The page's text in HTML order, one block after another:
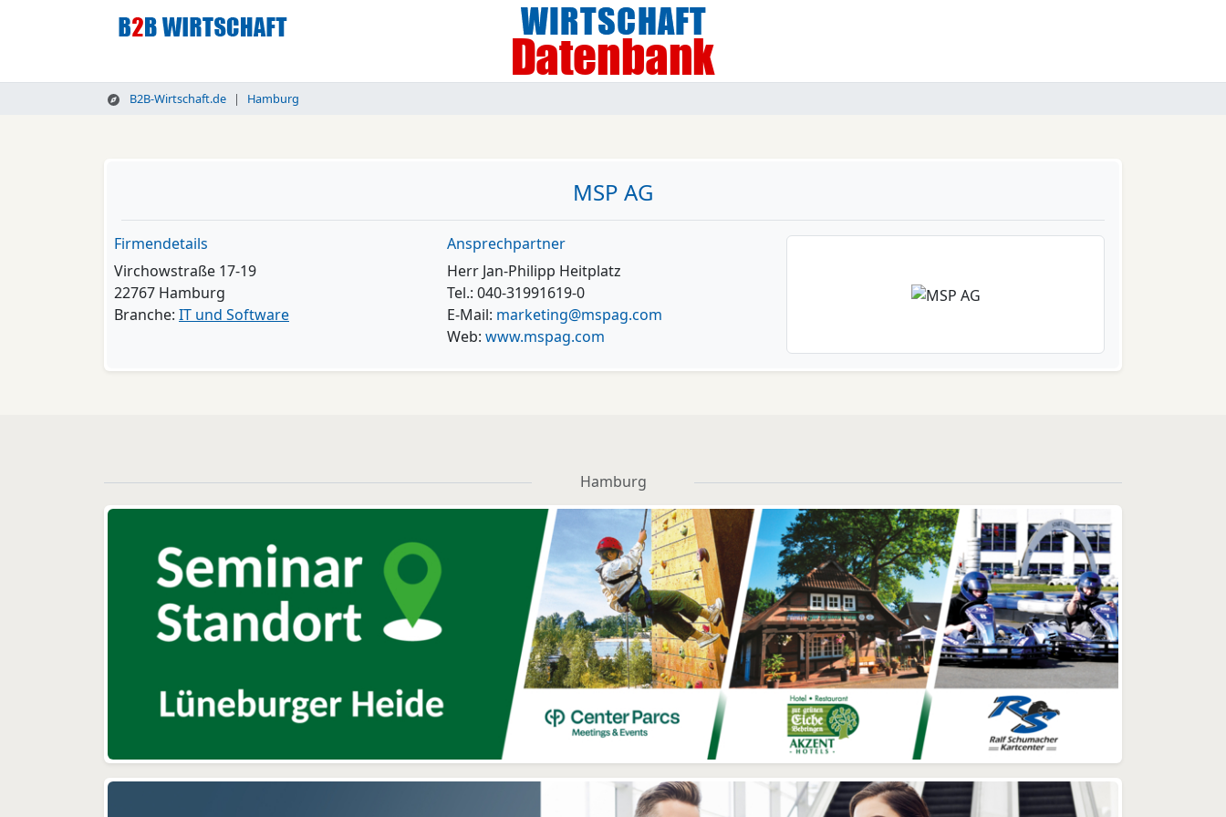
B2B-Wirtschaft.de Hamburg
MSP AG
Firmendetails
Virchowstraße 17-19
22767 Hamburg
Branche: IT und Software
Ansprechpartner
Herr Jan-Philipp Heitplatz
Tel.: 040-31991619-0
E-Mail: marketing@mspag.com
Web: www.mspag.com
Hamburg